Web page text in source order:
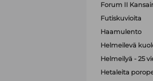
Forum II
Futiskuvioita
Haamulento
Helmeilevä
Helmeilyä - 25
Hetaleita